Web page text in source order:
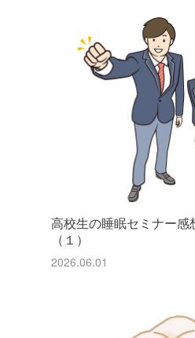
高校生の睡眠セミナー感
（１）
2026.06.01